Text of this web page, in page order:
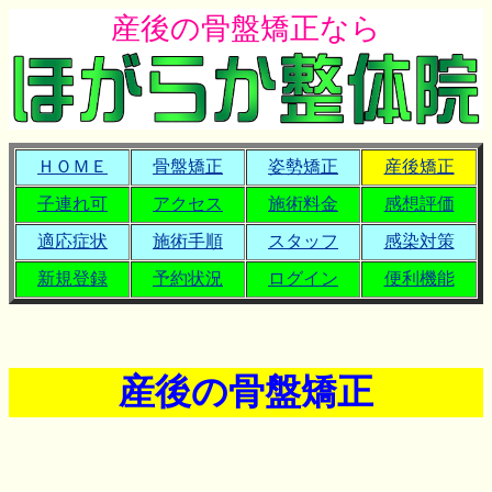
産後の骨盤矯正なら
ＨＯＭＥ 骨盤矯正 姿勢矯正
産後矯正
子連れ可
アクセス 施術料金
感想評価
適応症状
施術手順 スタッフ
感染対策
新規登録
予約状況 ログイン 便利機能
産後の骨盤矯正